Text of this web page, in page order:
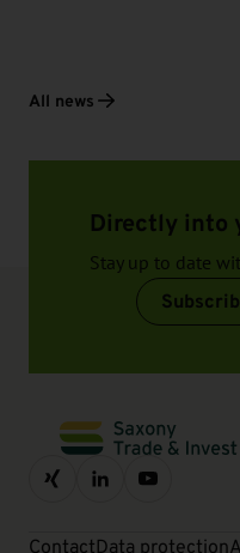
All news
Directly into
Stay up to date
ContactData protection